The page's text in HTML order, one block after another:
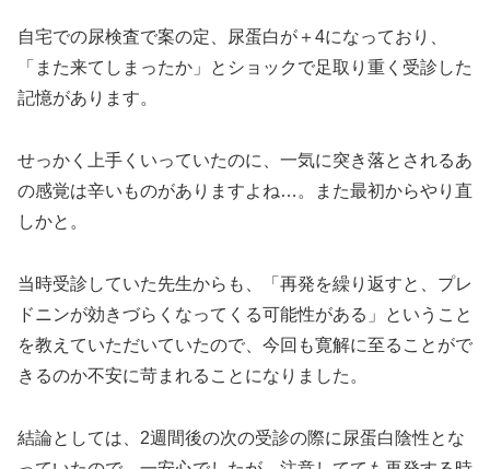
自宅での尿検査で案の定、尿蛋白が＋4になっており、
「また来てしまったか」とショックで足取り重く受診した
記憶があります。
せっかく上手くいっていたのに、一気に突き落とされるあ
の感覚は辛いものがありますよね…。また最初からやり直
しかと。
当時受診していた先生からも、「再発を繰り返すと、プレ
ドニンが効きづらくなってくる可能性がある」ということ
を教えていただいていたので、今回も寛解に至ることがで
きるのか不安に苛まれることになりました。
結論としては、2週間後の次の受診の際に尿蛋白陰性とな